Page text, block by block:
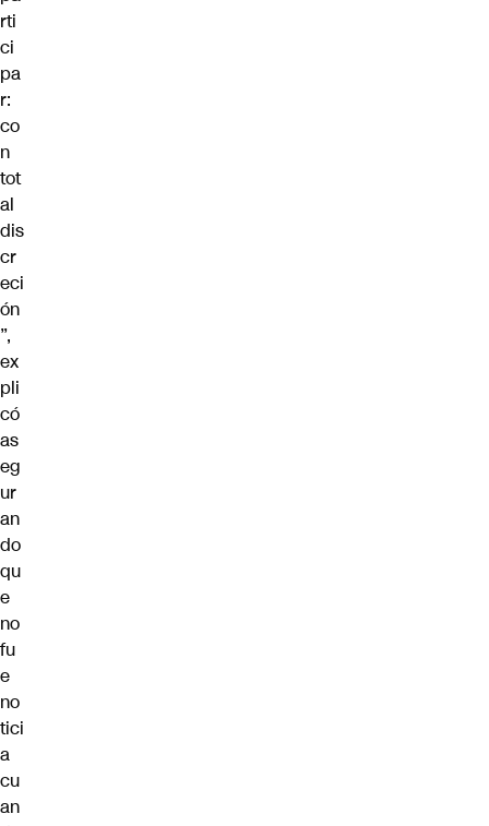
rti
ci
pa
r:
co
n
tot
al
dis
cr
eci
ón
”,
ex
pli
có
as
eg
ur
an
do
qu
e
no
fu
e
no
tici
a
cu
an